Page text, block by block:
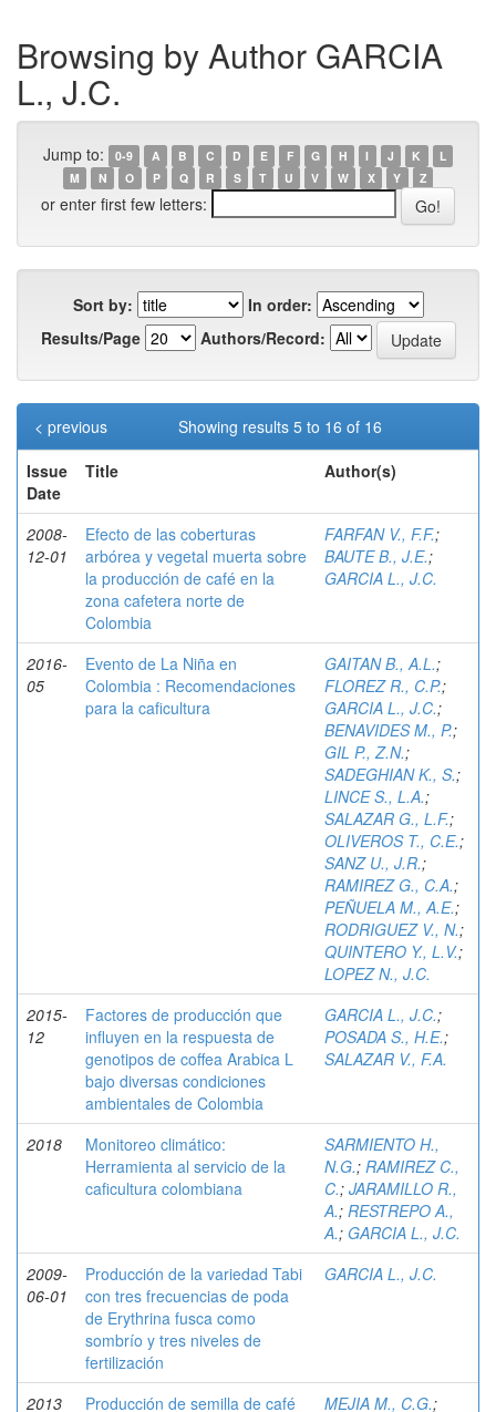
Browsing by Author GARCIA
L., J.C.
Jump to: 0-9 A B C D E F G H I J K
L
M
N O P Q R S T U V W X Y Z
or enter first few letters:
Sort by:
In order:
Results/Page
Authors/Record:
Showing results 5 to 16 of 16
< previous
Issue
Date
Title Author(s)
2008-
12-01
Efecto de las coberturas
arbórea y vegetal muerta sobre
la producción de café en la
zona cafetera norte de
Colombia
FARFAN V., F.F.;
BAUTE B., J.E.;
GARCIA L., J.C.
2016-
05
Evento de La Niña en
Colombia : Recomendaciones
para la caficultura
GAITAN B., A.L.;
FLOREZ R., C.P.;
GARCIA L., J.C.;
BENAVIDES M., P.;
GIL P., Z.N.;
SADEGHIAN K., S.;
LINCE S., L.A.;
SALAZAR G., L.F.;
OLIVEROS T., C.E.;
SANZ U., J.R.;
RAMIREZ G., C.A.;
PEÑUELA M., A.E.;
RODRIGUEZ V., N.;
QUINTERO Y., L.V.;
LOPEZ N., J.C.
2015-
12
Factores de producción que
influyen en la respuesta de
genotipos de coffea Arabica L
bajo diversas condiciones
ambientales de Colombia
GARCIA L., J.C.;
POSADA S., H.E.;
SALAZAR V., F.A.
2018
Monitoreo climático:
Herramienta al servicio de la
caficultura colombiana
SARMIENTO H.,
N.G.; RAMIREZ C.,
C.; JARAMILLO R.,
A.; RESTREPO A.,
A.; GARCIA L., J.C.
2009-
06-01
Producción de la variedad Tabi
con tres frecuencias de poda
de Erythrina fusca como
sombrío y tres niveles de
fertilización
GARCIA L., J.C.
2013
Producción de semilla de café
MEJIA M., C.G.;